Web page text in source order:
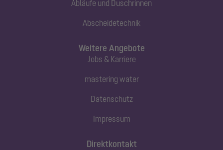
Abläufe und Duschrinnen
Abscheidetechnik
Direktkontakt
Weitere Angebote
Jobs & Karriere
mastering water
Datenschutz
Impressum